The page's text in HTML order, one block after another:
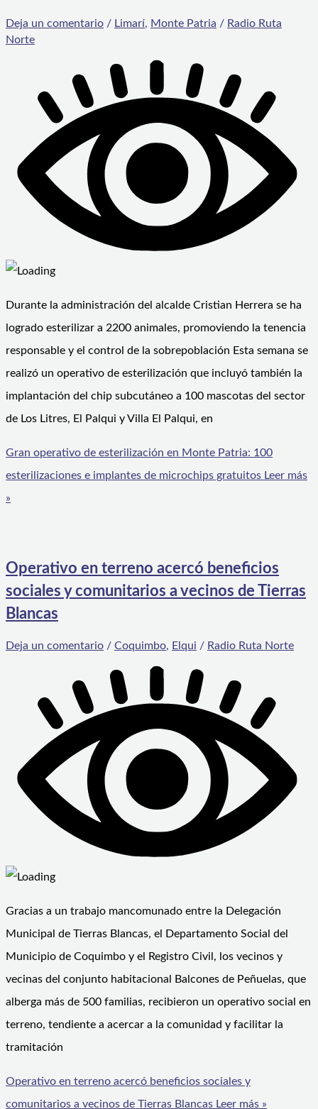
Deja un comentario / Limarí, Monte Patria / Radio Ruta
Norte
Durante la administración del alcalde Cristian Herrera se ha
logrado esterilizar a 2200 animales, promoviendo la tenencia
responsable y el control de la sobrepoblación Esta semana se
realizó un operativo de esterilización que incluyó también la
implantación del chip subcutáneo a 100 mascotas del sector
de Los Litres, El Palqui y Villa El Palqui, en
Gran operativo de esterilización en Monte Patria: 100
esterilizaciones e implantes de microchips gratuitos Leer más
»
Operativo en terreno acercó beneficios
sociales y comunitarios a vecinos de Tierras
Blancas
Deja un comentario / Coquimbo, Elqui / Radio Ruta Norte
Gracias a un trabajo mancomunado entre la Delegación
Municipal de Tierras Blancas, el Departamento Social del
Municipio de Coquimbo y el Registro Civil, los vecinos y
vecinas del conjunto habitacional Balcones de Peñuelas, que
alberga más de 500 familias, recibieron un operativo social en
terreno, tendiente a acercar a la comunidad y facilitar la
tramitación
Operativo en terreno acercó beneficios sociales y
comunitarios a vecinos de Tierras Blancas Leer más »